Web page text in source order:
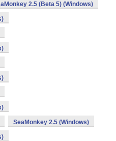
2.5 (Beta 5) (Windows)
SeaMonkey 2.5 (Windows)